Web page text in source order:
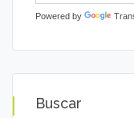
Powered by
Buscar